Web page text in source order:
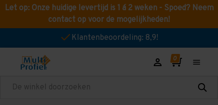
Let op: Onze huidige levertijd is 1 á 2 weken - Spoed? Neem
contact op voor de mogelijkheden!
Klantenbeoordeling: 8,9!
Zoeken